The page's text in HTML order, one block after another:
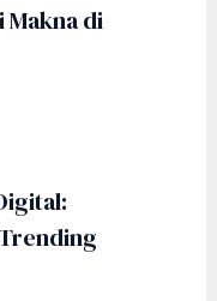
Makna di